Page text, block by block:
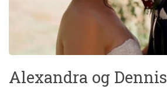
Alexandra og Dennis